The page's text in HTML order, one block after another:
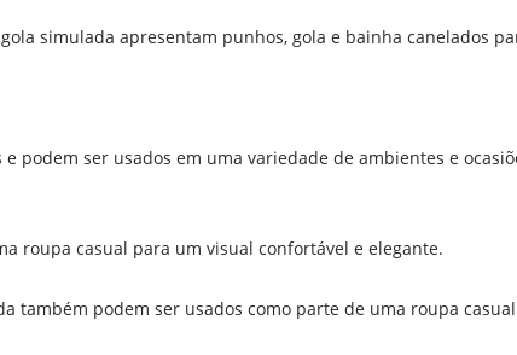
simulada apresentam punhos, gola e bainha canelados
podem ser usados ​​em uma variedade de ambientes e
roupa casual para um visual confortável e elegante.
também podem ser usados ​​como parte de uma roupa